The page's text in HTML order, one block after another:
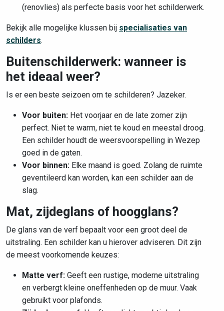
(renovlies) als perfecte basis voor het schilderwerk.
Bekijk alle mogelijke klussen bij specialisaties van
schilders.
Buitenschilderwerk: wanneer is
het ideaal weer?
Is er een beste seizoen om te schilderen? Jazeker.
Voor buiten: Het voorjaar en de late zomer zijn
perfect. Niet te warm, niet te koud en meestal droog.
Een schilder houdt de weersvoorspelling in Wezep
goed in de gaten.
Voor binnen: Elke maand is goed. Zolang de ruimte
geventileerd kan worden, kan een schilder aan de
slag.
Mat, zijdeglans of hoogglans?
De glans van de verf bepaalt voor een groot deel de
uitstraling. Een schilder kan u hierover adviseren. Dit zijn
de meest voorkomende keuzes:
Matte verf: Geeft een rustige, moderne uitstraling
en verbergt kleine oneffenheden op de muur. Vaak
gebruikt voor plafonds.